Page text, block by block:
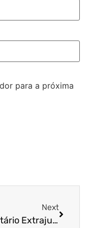
para a próxima
Next
Inventário Extrajudicial vs. Judicial: Qual é a Melhor Opção?